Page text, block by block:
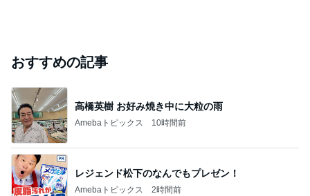
おすすめの記事
高橋英樹 お好み焼き中に大粒の雨
Amebaトピックス 10時間前
レジェンド松下のなんでもプレゼン！
Amebaトピックス 2時間前